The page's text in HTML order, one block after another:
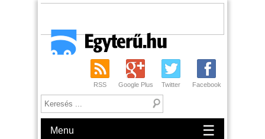
RSS Google Plus Twitter Facebook
Menu ☰